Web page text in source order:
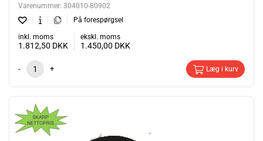
Varenummer: 304010-80902
På forespørgsel
inkl. moms
1.812,50 DKK
ekskl. moms
1.450,00 DKK
- + Læg i kurv